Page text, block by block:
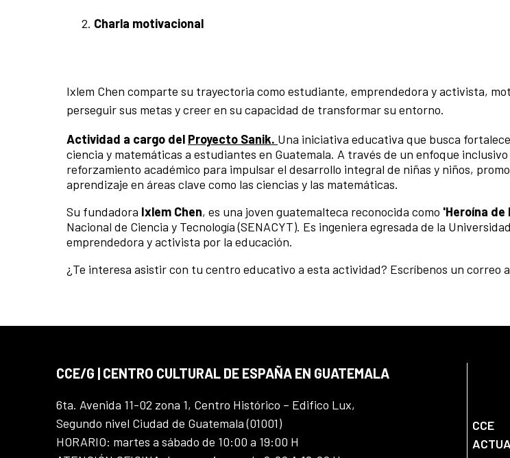
Charla motivacional
Ixlem Chen comparte su trayectoria como estudiante, emprendedora y activista,
perseguir sus metas y creer en su capacidad de transformar su entorno.
Actividad a cargo del Proyecto Sanik. Una iniciativa educativa que busca
ciencia y matemáticas a estudiantes en Guatemala. A través de un enfoque
reforzamiento académico para impulsar el desarrollo integral de niñas y niños,
aprendizaje en áreas clave como las ciencias y las matemáticas.
Su fundadora Ixlem Chen, es una joven guatemalteca reconocida como 'Heroína de
Nacional de Ciencia y Tecnología (SENACYT). Es ingeniera egresada de la
emprendedora y activista por la educación.
¿Te interesa asistir con tu centro educativo a esta actividad? Escríbenos un correo
CCE/G | CENTRO CULTURAL DE ESPAÑA EN GUATEMALA
6ta. Avenida 11-02 zona 1, Centro Histórico – Edifico Lux,
Segundo nivel Ciudad de Guatemala (01001)
HORARIO: martes a sábado de 10:00 a 19:00 H
CCE